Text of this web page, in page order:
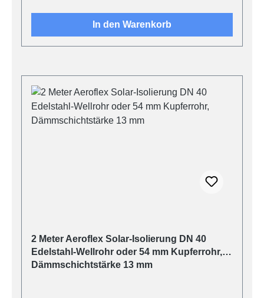
In den Warenkorb
2 Meter Aeroflex Solar-Isolierung DN 40
Edelstahl-Wellrohr oder 54 mm Kupferrohr,
Dämmschichtstärke 13 mm